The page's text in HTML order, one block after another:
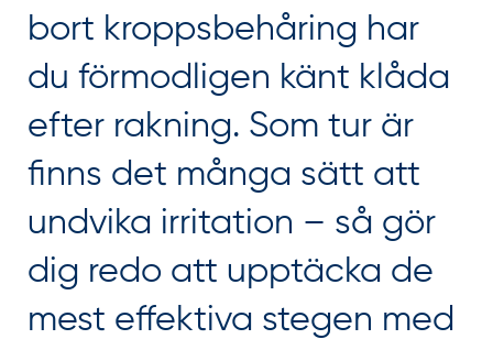
bort kroppsbehåring har
du förmodligen känt klåda
efter rakning. Som tur är
finns det många sätt att
undvika irritation – så gör
dig redo att upptäcka de
mest effektiva stegen med